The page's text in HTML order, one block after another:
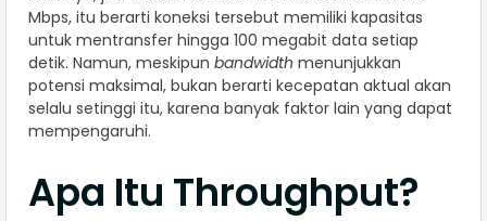
Mbps, itu berarti koneksi tersebut memiliki kapasitas
untuk mentransfer hingga 100 megabit data setiap
detik. Namun, meskipun bandwidth menunjukkan
potensi maksimal, bukan berarti kecepatan aktual akan
selalu setinggi itu, karena banyak faktor lain yang dapat
mempengaruhi.
Apa Itu Throughput?